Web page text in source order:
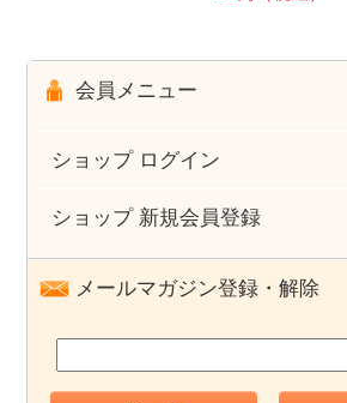
会員メニュー
ショップ ログイン
ショップ 新規会員登録
メールマガジン登録・解除